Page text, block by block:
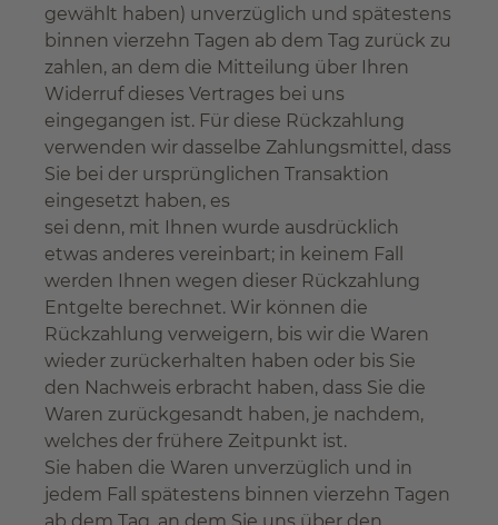
gewählt haben) unverzüglich und spätestens
binnen vierzehn Tagen ab dem Tag zurück zu
zahlen, an dem die Mitteilung über Ihren
Widerruf dieses Vertrages bei uns
eingegangen ist. Für diese Rückzahlung
verwenden wir dasselbe Zahlungsmittel, dass
Sie bei der ursprünglichen Transaktion
eingesetzt haben, es
sei denn, mit Ihnen wurde ausdrücklich
etwas anderes vereinbart; in keinem Fall
werden Ihnen wegen dieser Rückzahlung
Entgelte berechnet. Wir können die
Rückzahlung verweigern, bis wir die Waren
wieder zurückerhalten haben oder bis Sie
den Nachweis erbracht haben, dass Sie die
Waren zurückgesandt haben, je nachdem,
welches der frühere Zeitpunkt ist.
Sie haben die Waren unverzüglich und in
jedem Fall spätestens binnen vierzehn Tagen